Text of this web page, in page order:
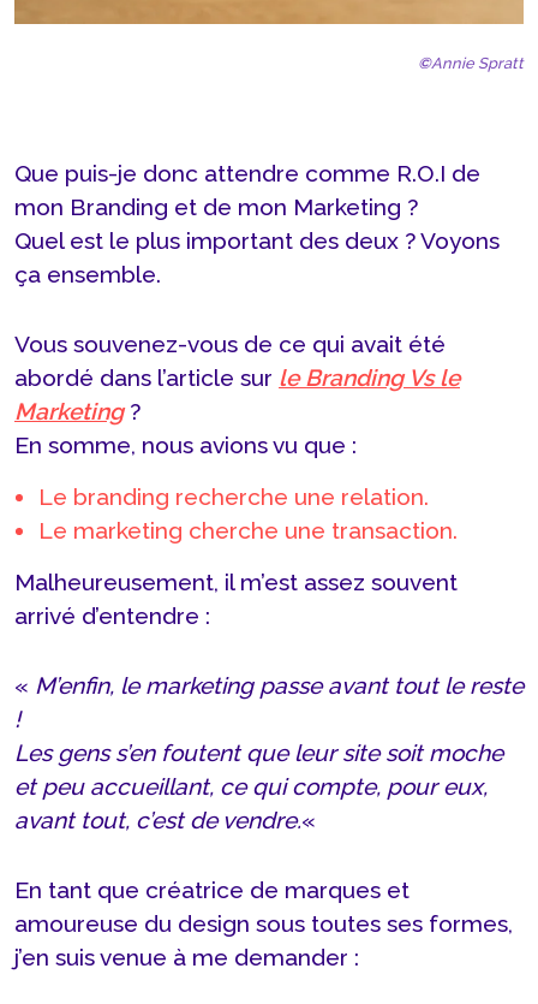
©Annie Spratt
Que puis-je donc attendre comme R.O.I de
mon Branding et de mon Marketing ?
Quel est le plus important des deux ? Voyons
ça ensemble.
Vous souvenez-vous de ce qui avait été
abordé dans l’article sur le Branding Vs le
Marketing?
En somme, nous avions vu que :
Le branding recherche une relation.
Le marketing cherche une transaction.
Malheureusement, il m’est assez souvent
arrivé d’entendre :
« M’enfin, le marketing passe avant tout le reste
!
Les gens s’en foutent que leur site soit moche
et peu accueillant, ce qui compte, pour eux,
avant tout, c’est de vendre.«
En tant que créatrice de marques et
amoureuse du design sous toutes ses formes,
j’en suis venue à me demander :